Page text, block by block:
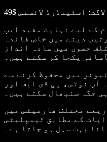
لاگت: اسٹینڈرڈ لائسنس $49
کے لیے نہایت مفید ایپ
دینے میں خاص فائدہ
حصوں میں سادہ انداز
یکجا کر سکتے ہیں۔
میں محفوظ کرنے سے
آپ نوٹس، پی ڈی ایف اور
جگہ سنبھال سکتے ہیں۔
مختلف فارمیٹس میں
کے مطابق ٹیمپلیٹس
بہت سہل ہو جاتا ہے۔